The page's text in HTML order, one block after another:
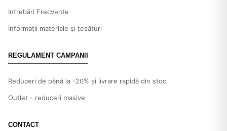
Intrebări Frecvente
Informații materiale și țesături
REGULAMENT CAMPANII
Reduceri de până la -20% și livrare rapidă din stoc
Outlet - reduceri masive
CONTACT